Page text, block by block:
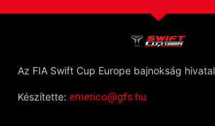
Az FIA Swift Cup Europe bajnokság
Készítette: emerico@gfs.hu